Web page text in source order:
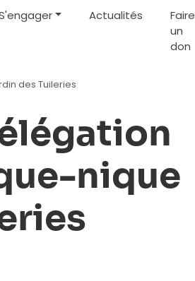
Actualités
Faire
un
don
des Tuileries
nique